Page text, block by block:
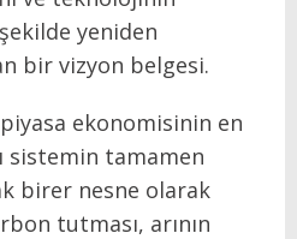
yeniden
bir vizyon belgesi.
ekonomisinin en
sistemin tamamen
birer nesne olarak
tutması, arının